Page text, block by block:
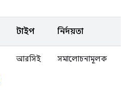
টাইপ নির্দয়তা
আরসিই সমালোচনামূলক